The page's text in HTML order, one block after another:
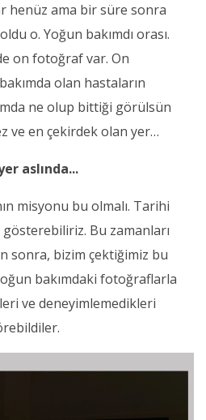
henüz ama bir süre sonra
o. Yoğun bakımdı orası.
on fotoğraf var. On
olan hastaların
ne olup bittiği görülsün
ve en çekirdek olan yer…
aslında...
misyonu bu olmalı. Tarihi
Bu zamanları
sonra, bizim çektiğimiz bu
bakımdaki fotoğraflarla
ve deneyimlemedikleri